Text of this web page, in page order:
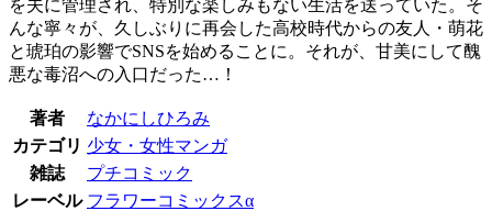
を夫に管理され、特別な楽しみもない生活を送っていた。そ
んな寧々が、久しぶりに再会した高校時代からの友人・萌花
と琥珀の影響でSNSを始めることに。それが、甘美にして醜
悪な毒沼への入口だった…！
著者
なかにしひろみ
カテゴリ 少女・女性マンガ
雑誌
プチコミック
レーベル フラワーコミックスα